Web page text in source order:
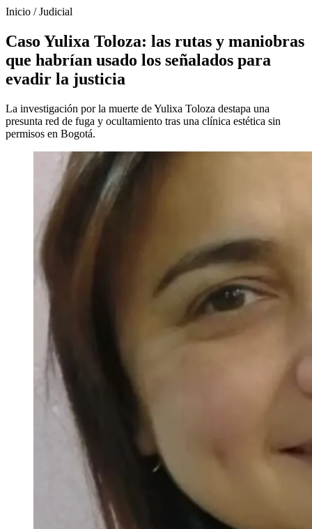
Inicio /Judicial
Caso Yulixa Toloza: las rutas y maniobras
que habrían usado los señalados para
evadir la justicia
La investigación por la muerte de Yulixa Toloza destapa una
presunta red de fuga y ocultamiento tras una clínica estética sin
permisos en Bogotá.